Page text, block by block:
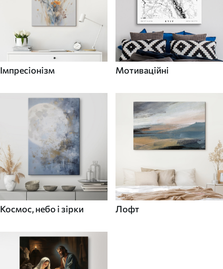
Імпресіонізм Мотиваційні
Космос, небо і зірки Лофт